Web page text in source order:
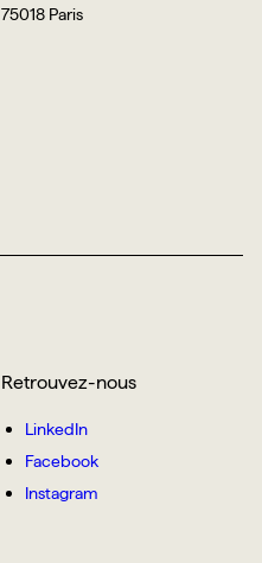
75018 Paris
Retrouvez-nous
LinkedIn
Facebook
Instagram